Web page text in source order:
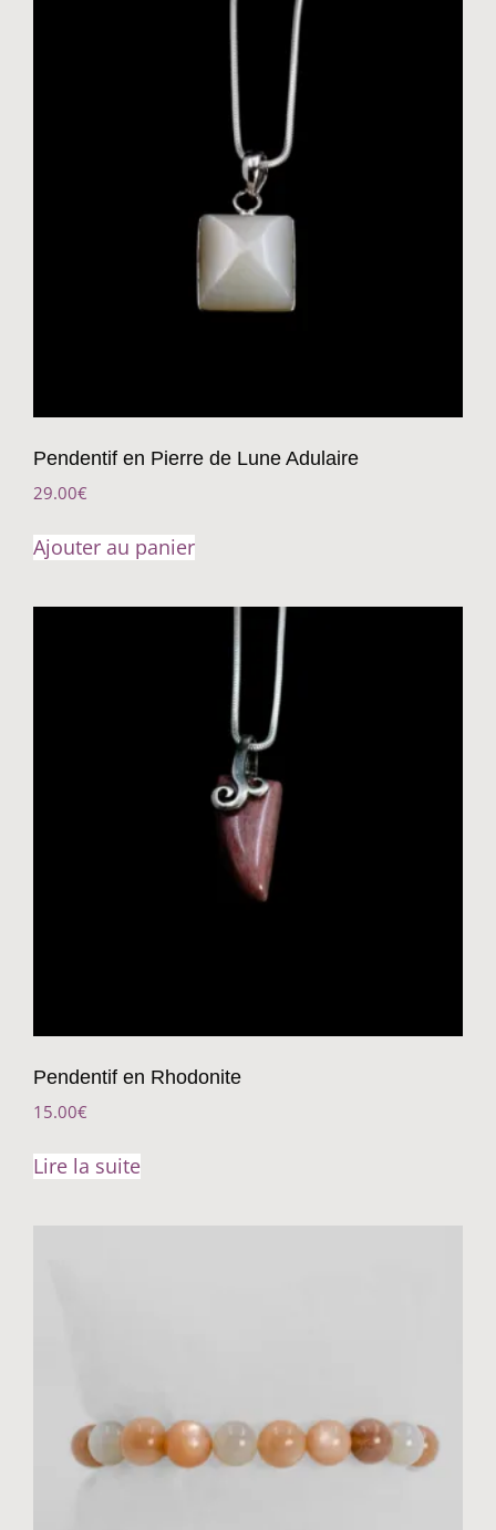
Pendentif en Pierre de Lune Adulaire
29.00€
Ajouter au panier
Pendentif en Rhodonite
15.00€
Lire la suite